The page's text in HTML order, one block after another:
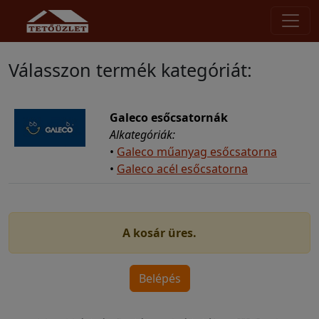
Válasszon termék kategóriát:
Galeco esőcsatornák
Alkategóriák:
• Galeco műanyag esőcsatorna
• Galeco acél esőcsatorna
A kosár üres.